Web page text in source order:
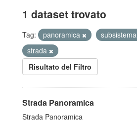
1 dataset trovato
Tag: panoramica subsistema
strada
Risultato del Filtro
Strada Panoramica
Strada Panoramica